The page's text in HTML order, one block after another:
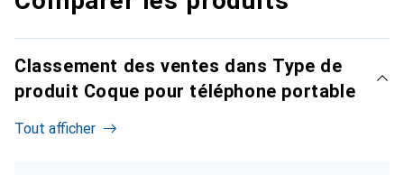
Classement des ventes dans Type de
produit Coque pour téléphone portable
Tout afficher